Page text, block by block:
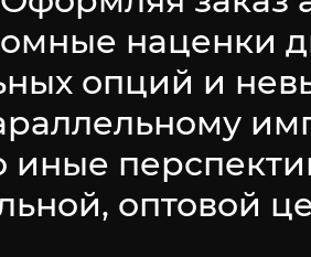
наценки
опций и
оптовой